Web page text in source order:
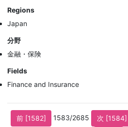
Regions
Japan
分野
金融・保険
Fields
Finance and Insurance
前 [1582] 1583/2685 次 [1584]